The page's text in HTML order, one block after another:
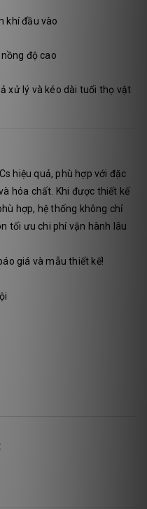
khí đầu vào
độ cao
xử lý và kéo dài tuổi thọ vật
hiệu quả, phù hợp với đặc
hóa chất. Khi được thiết kế
hợp, hệ thống không chỉ
tối ưu chi phí vận hành lâu
giá và mẫu thiết kế!